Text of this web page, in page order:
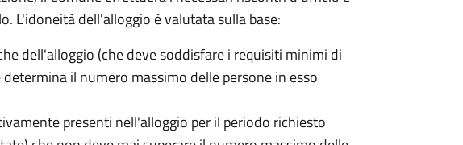
L'idoneità dell'alloggio è valutata sulla base:
dell'alloggio (che deve soddisfare i requisiti minimi di
il numero massimo delle persone in esso
presenti nell'alloggio per il periodo richiesto